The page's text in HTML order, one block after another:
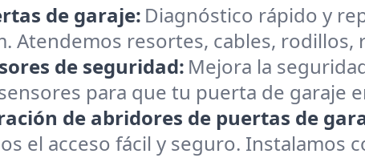
de garaje: Diagnóstico rápido y
Atendemos resortes, cables,
de seguridad: Mejora la
para que tu puerta de garaje
de abridores de puertas de
el acceso fácil y seguro.